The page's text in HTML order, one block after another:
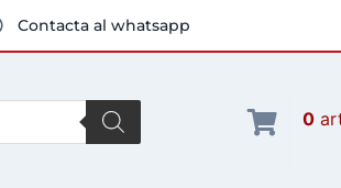
Contacta al whatsapp
0